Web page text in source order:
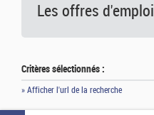
Les offres d'emploi
Critères sélectionnés :
» Afficher l'url de la recherche